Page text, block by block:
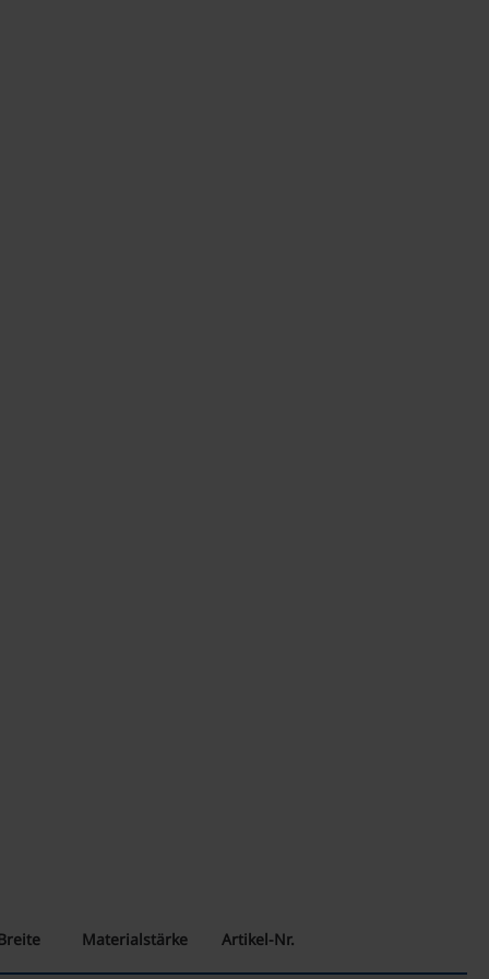
Materialstärke Artikel-Nr.